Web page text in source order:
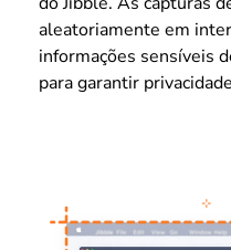
aleatoriamente em
informações sensíveis
para garantir